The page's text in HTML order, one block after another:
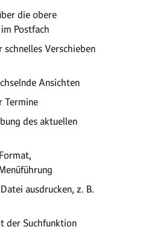
die obere
Postfach
Verschieben
Ansichten
Termine
des aktuellen
ausdrucken, z. B.
der Suchfunktion